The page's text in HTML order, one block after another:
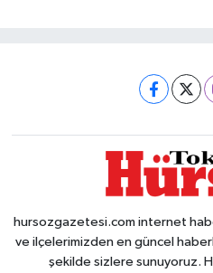
hursozgazetesi.com internet
ve ilçelerimizden en güncel
şekilde sizlere sunuyoruz.